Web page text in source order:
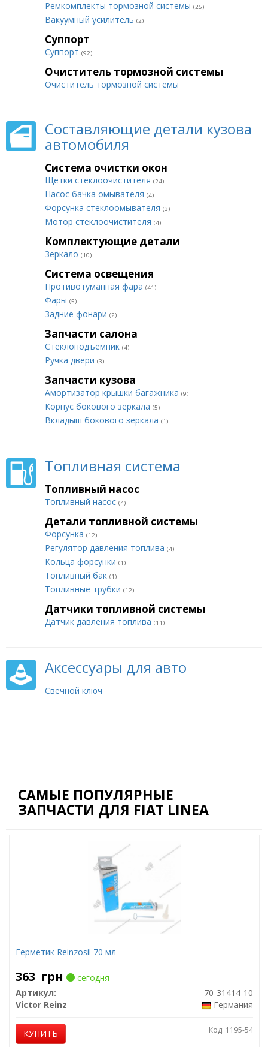
Ремкомплекты тормозной системы (25)
Вакуумный усилитель (2)
Суппорт
Суппорт (92)
Очиститель тормозной системы
Очиститель тормозной системы
Составляющие детали кузова
автомобиля
Система очистки окон
Щетки стеклоочистителя (24)
Насос бачка омывателя (4)
Форсунка стеклоомывателя (3)
Мотор стеклоочистителя (4)
Комплектующие детали
Зеркало (10)
Система освещения
Противотуманная фара (41)
Фары (5)
Задние фонари (2)
Запчасти салона
Стеклоподъемник (4)
Ручка двери (3)
Запчасти кузова
Амортизатор крышки багажника (9)
Корпус бокового зеркала (5)
Вкладыш бокового зеркала (1)
Топливная система
Топливный насос
Топливный насос (4)
Детали топливной системы
Форсунка (12)
Регулятор давления топлива (4)
Кольца форсунки (1)
Топливный бак (1)
Топливные трубки (12)
Датчики топливной системы
Датчик давления топлива (11)
Аксессуары для авто
Свечной ключ
САМЫЕ ПОПУЛЯРНЫЕ
ЗАПЧАСТИ ДЛЯ FIAT LINEA
Герметик Reinzosil 70 мл
363 грн
сегодня
Артикул:
70-31414-10
Victor Reinz
Германия
КУПИТЬ Код: 1195-54